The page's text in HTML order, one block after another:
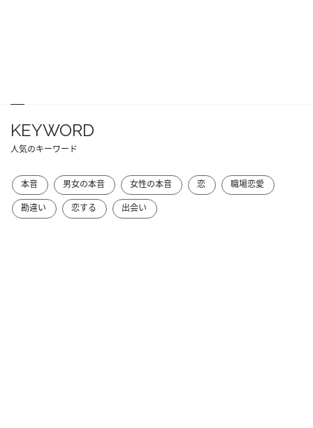
KEYWORD
人気のキーワード
本音 男女の本音 女性の本音 恋
職場恋愛
勘違い
恋する 出会い